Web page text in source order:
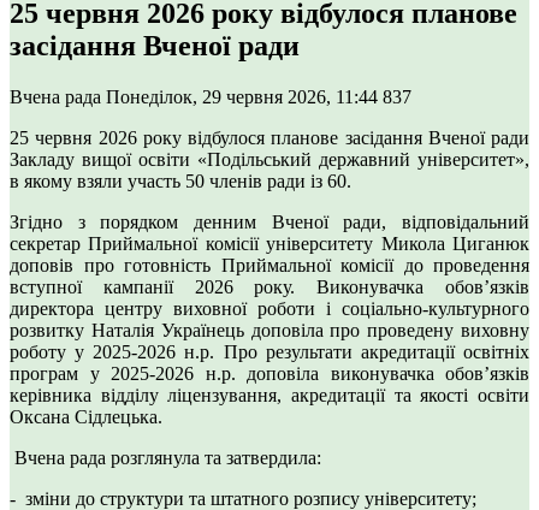
25 червня 2026 року відбулося планове
засідання Вченої ради
Вчена рада Понеділок, 29 червня 2026, 11:44 837
25 червня 2026 року відбулося планове засідання Вченої ради
Закладу вищої освіти «Подільський державний університет»,
в якому взяли участь 50 членів ради із 60.
Згідно з порядком денним Вченої ради, відповідальний
секретар Приймальної комісії університету Микола Циганюк
доповів про готовність Приймальної комісії до проведення
вступної кампанії 2026 року. Виконувачка обов’язків
директора центру виховної роботи і соціально-культурного
розвитку Наталія Українець доповіла про проведену виховну
роботу у 2025-2026 н.р. Про результати акредитації освітніх
програм у 2025-2026 н.р. доповіла виконувачка обов’язків
керівника відділу ліцензування, акредитації та якості освіти
Оксана Сідлецька.
Вчена рада розглянула та затвердила:
- зміни до структури та штатного розпису університету;